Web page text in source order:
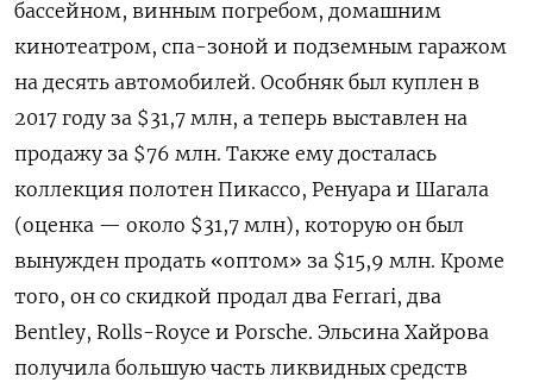
бассейном, винным погребом, домашним
кинотеатром, спа-зоной и подземным гаражом
на десять автомобилей. Особняк был куплен в
2017 году за $31,7 млн, а теперь выставлен на
продажу за $76 млн. Также ему досталась
коллекция полотен Пикассо, Ренуара и Шагала
(оценка — около $31,7 млн), которую он был
вынужден продать «оптом» за $15,9 млн. Кроме
того, он со скидкой продал два Ferrari, два
Bentley, Rolls-Royce и Porsche. Эльсина Хайрова
получила большую часть ликвидных средств